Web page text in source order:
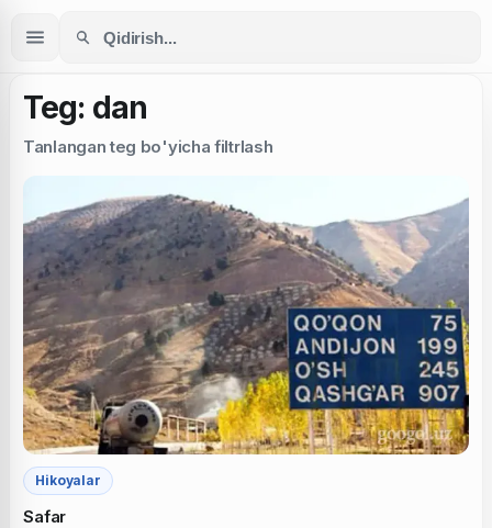
Teg: dan
Tanlangan teg bo'yicha filtrlash
Hikoyalar
Safar